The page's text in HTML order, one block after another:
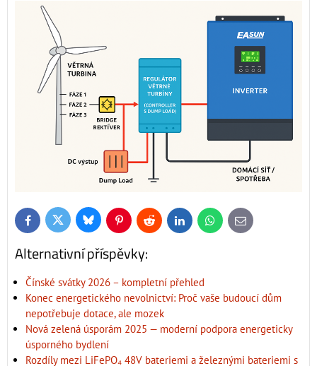
FacebookTwitter BlueskyPinterestReddit LinkedInWhatsApp
E-
mail
Alternativní příspěvky:
Čínské svátky 2026 – kompletní přehled
Konec energetického nevolnictví: Proč vaše budoucí dům
nepotřebuje dotace, ale mozek
Nová zelená úsporám 2025 — moderní podpora energeticky
úsporného bydlení
Rozdíly mezi LiFePO₄ 48V bateriemi a železnými bateriemi s